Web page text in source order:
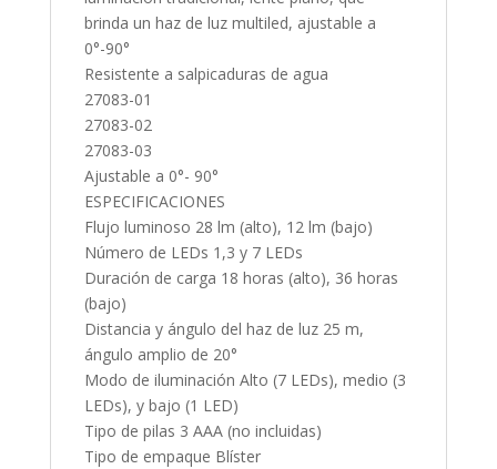
brinda un haz de luz multiled, ajustable a
0°-90°
Resistente a salpicaduras de agua
27083-01
27083-02
27083-03
Ajustable a 0°- 90°
ESPECIFICACIONES
Flujo luminoso 28 lm (alto), 12 lm (bajo)
Número de LEDs 1,3 y 7 LEDs
Duración de carga 18 horas (alto), 36 horas
(bajo)
Distancia y ángulo del haz de luz 25 m,
ángulo amplio de 20°
Modo de iluminación Alto (7 LEDs), medio (3
LEDs), y bajo (1 LED)
Tipo de pilas 3 AAA (no incluidas)
Tipo de empaque Blíster